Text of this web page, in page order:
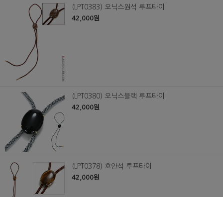
(LPT0383) 오닉스원석 루프타이
42,000원
(LPT0380) 오닉스블랙 루프타이
42,000원
(LPT0378) 호안석 루프타이
42,000원